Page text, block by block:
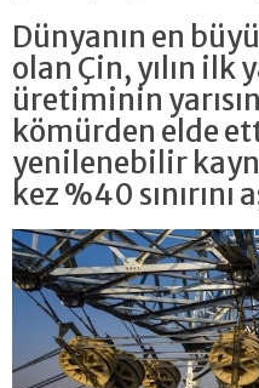
Dünyanın en
olan Çin, yılın ilk
üretiminin
kömürden elde
yenilenebilir
kez %40 sınırını